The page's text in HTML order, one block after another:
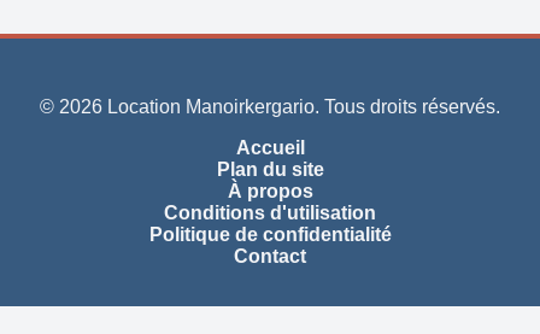
© 2026 Location Manoirkergario. Tous droits réservés.
Accueil
Plan du site
À propos
Conditions d'utilisation
Politique de confidentialité
Contact